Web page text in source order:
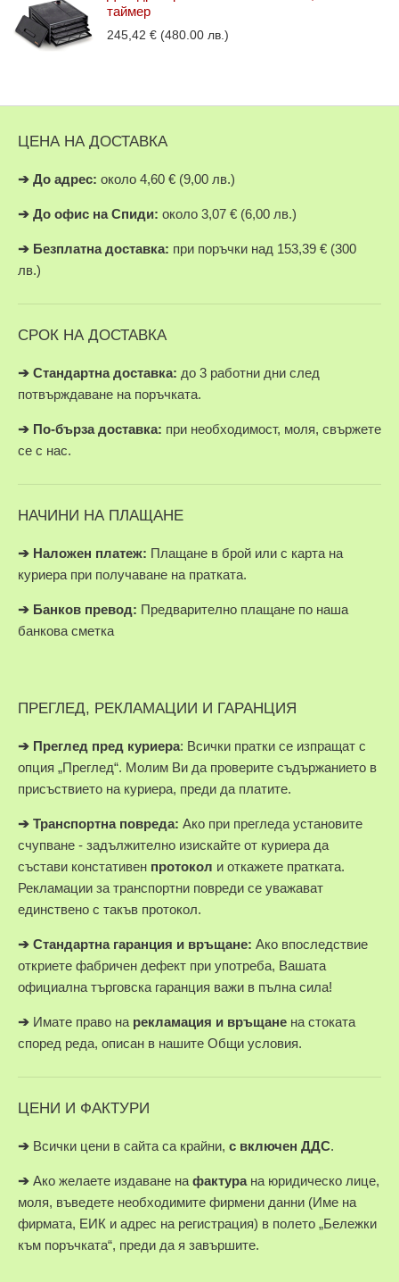
таймер
245,42 € (480.00 лв.)
ЦЕНА НА ДОСТАВКА
➔ До адрес: около 4,60 € (9,00 лв.)
➔ До офис на Спиди: около 3,07 € (6,00 лв.)
➔ Безплатна доставка: при поръчки над 153,39 € (300
лв.)
СРОК НА ДОСТАВКА
➔ Стандартна доставка: до 3 работни дни след
потвърждаване на поръчката.
➔ По-бърза доставка: при необходимост, моля, свържете
се с нас.
НАЧИНИ НА ПЛАЩАНЕ
➔ Наложен платеж: Плащане в брой или с карта на
куриера при получаване на пратката.
➔ Банков превод: Предварително плащане по наша
банкова сметка
ПРЕГЛЕД, РЕКЛАМАЦИИ И ГАРАНЦИЯ
➔ Преглед пред куриера: Всички пратки се изпращат с
опция „Преглед“. Молим Ви да проверите съдържанието в
присъствието на куриера, преди да платите.
➔ Транспортна повреда: Ако при прегледа установите
счупване - задължително изискайте от куриера да
състави констативен протокол и откажете пратката.
Рекламации за транспортни повреди се уважават
единствено с такъв протокол.
➔ Стандартна гаранция и връщане: Ако впоследствие
откриете фабричен дефект при употреба, Вашата
официална търговска гаранция важи в пълна сила!
➔ Имате право на рекламация и връщане на стоката
според реда, описан в нашите Общи условия.
ЦЕНИ И ФАКТУРИ
➔ Всички цени в сайта са крайни, с включен ДДС.
➔ Ако желаете издаване на фактура на юридическо лице,
моля, въведете необходимите фирмени данни (Име на
фирмата, ЕИК и адрес на регистрация) в полето „Бележки
към поръчката“, преди да я завършите.